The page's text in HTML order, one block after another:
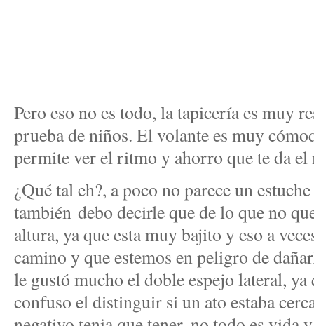
Pero eso no es todo, la tapicería es muy
prueba de niños. El volante es muy
permite ver el ritmo y ahorro que te da
¿Qué tal eh?, a poco no parece un
también debo decirle que de lo que no
altura, ya que esta muy bajito y eso a
camino y que estemos en peligro de
le gustó mucho el doble espejo lateral, ya
confuso el distinguir si un ato estaba